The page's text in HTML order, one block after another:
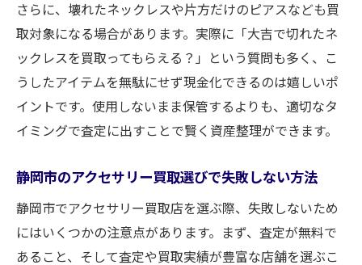
さらに、壊れたネックレスや片方だけのピアスなども買
取対象になる場合があります。実際に「大吉で切れたネ
ックレスを買取ってもらえる？」という質問も多く、こ
うしたアイテムを無駄にせず現金化できるのは嬉しいポ
イントです。使用しないまま保管するよりも、適切なタ
イミングで査定に出すことで賢く資産整理ができます。
静岡市のアクセサリー買取選びで失敗しない方法
静岡市でアクセサリー買取店を選ぶ際、失敗しないため
にはいくつかの注意点があります。まず、査定が無料で
あること、そして査定や買取実績が豊富な店舗を選ぶこ